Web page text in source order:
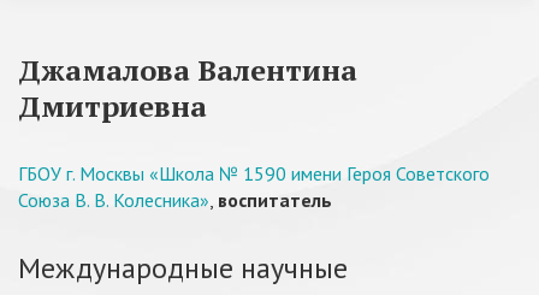
Джамалова Валентина
Дмитриевна
ГБОУ г. Москвы «Школа № 1590 имени Героя Советского
Союза В. В. Колесника», воспитатель
Международные научные